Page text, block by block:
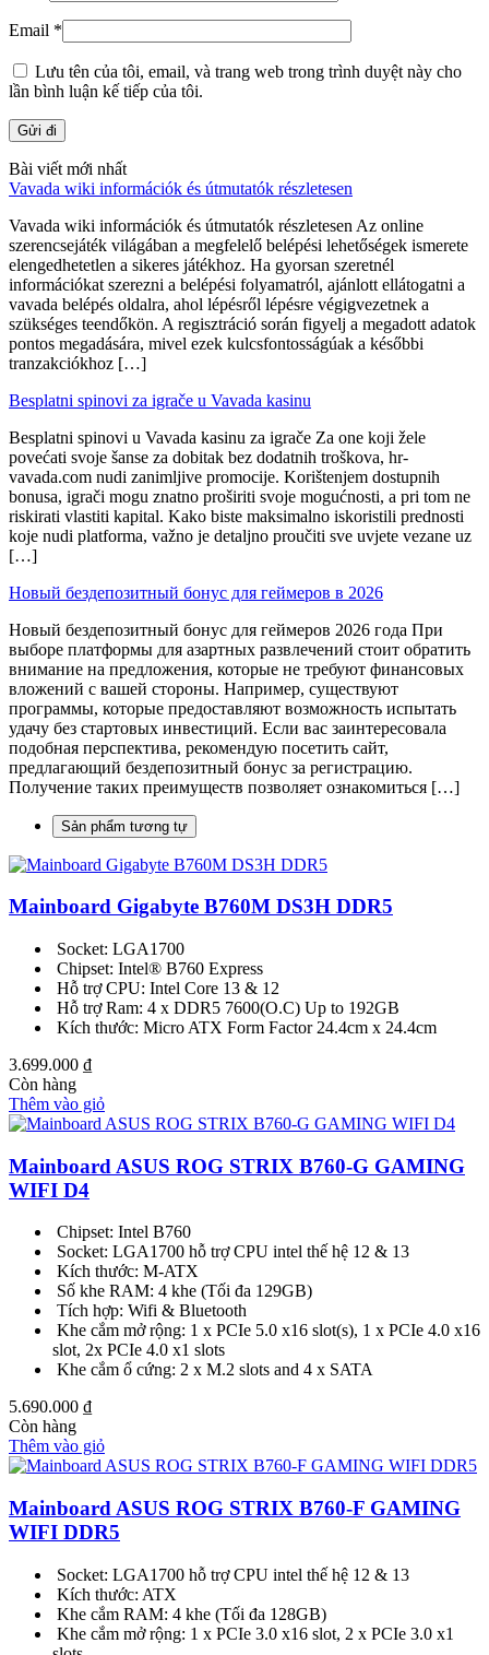
Email *
Lưu tên của tôi, email, và trang web trong trình duyệt này cho
lần bình luận kế tiếp của tôi.
Bài viết mới nhất
Vavada wiki információk és útmutatók részletesen
Vavada wiki információk és útmutatók részletesen Az online
szerencsejáték világában a megfelelő belépési lehetőségek ismerete
elengedhetetlen a sikeres játékhoz. Ha gyorsan szeretnél
információkat szerezni a belépési folyamatról, ajánlott ellátogatni a
vavada belépés oldalra, ahol lépésről lépésre végigvezetnek a
szükséges teendőkön. A regisztráció során figyelj a megadott adatok
pontos megadására, mivel ezek kulcsfontosságúak a későbbi
tranzakciókhoz […]
Besplatni spinovi za igrače u Vavada kasinu
Besplatni spinovi u Vavada kasinu za igrače Za one koji žele
povećati svoje šanse za dobitak bez dodatnih troškova, hr-
vavada.com nudi zanimljive promocije. Korištenjem dostupnih
bonusa, igrači mogu znatno proširiti svoje mogućnosti, a pri tom ne
riskirati vlastiti kapital. Kako biste maksimalno iskoristili prednosti
koje nudi platforma, važno je detaljno proučiti sve uvjete vezane uz
[…]
Новый бездепозитный бонус для геймеров в 2026
Новый бездепозитный бонус для геймеров 2026 года При
выборе платформы для азартных развлечений стоит обратить
внимание на предложения, которые не требуют финансовых
вложений с вашей стороны. Например, существуют
программы, которые предоставляют возможность испытать
удачу без стартовых инвестиций. Если вас заинтересовала
подобная перспектива, рекомендую посетить сайт,
предлагающий бездепозитный бонус за регистрацию.
Получение таких преимуществ позволяет ознакомиться […]
Sản phẩm tương tự
Mainboard Gigabyte B760M DS3H DDR5
Socket: LGA1700
Chipset: Intel® B760 Express
Hỗ trợ CPU: Intel Core 13 & 12
Hỗ trợ Ram: 4 x DDR5 7600(O.C) Up to 192GB
Kích thước: Micro ATX Form Factor 24.4cm x 24.4cm
3.699.000 ₫
Còn hàng
Thêm vào giỏ
Mainboard ASUS ROG STRIX B760-G GAMING
WIFI D4
Chipset: Intel B760
Socket: LGA1700 hỗ trợ CPU intel thế hệ 12 & 13
Kích thước: M-ATX
Số khe RAM: 4 khe (Tối đa 129GB)
Tích hợp: Wifi & Bluetooth
Khe cắm mở rộng: 1 x PCIe 5.0 x16 slot(s), 1 x PCIe 4.0 x16
slot, 2x PCIe 4.0 x1 slots
Khe cắm ổ cứng: 2 x M.2 slots and 4 x SATA
5.690.000 ₫
Còn hàng
Thêm vào giỏ
Mainboard ASUS ROG STRIX B760-F GAMING
WIFI DDR5
Socket: LGA1700 hỗ trợ CPU intel thế hệ 12 & 13
Kích thước: ATX
Khe cắm RAM: 4 khe (Tối đa 128GB)
Khe cắm mở rộng: 1 x PCIe 3.0 x16 slot, 2 x PCIe 3.0 x1